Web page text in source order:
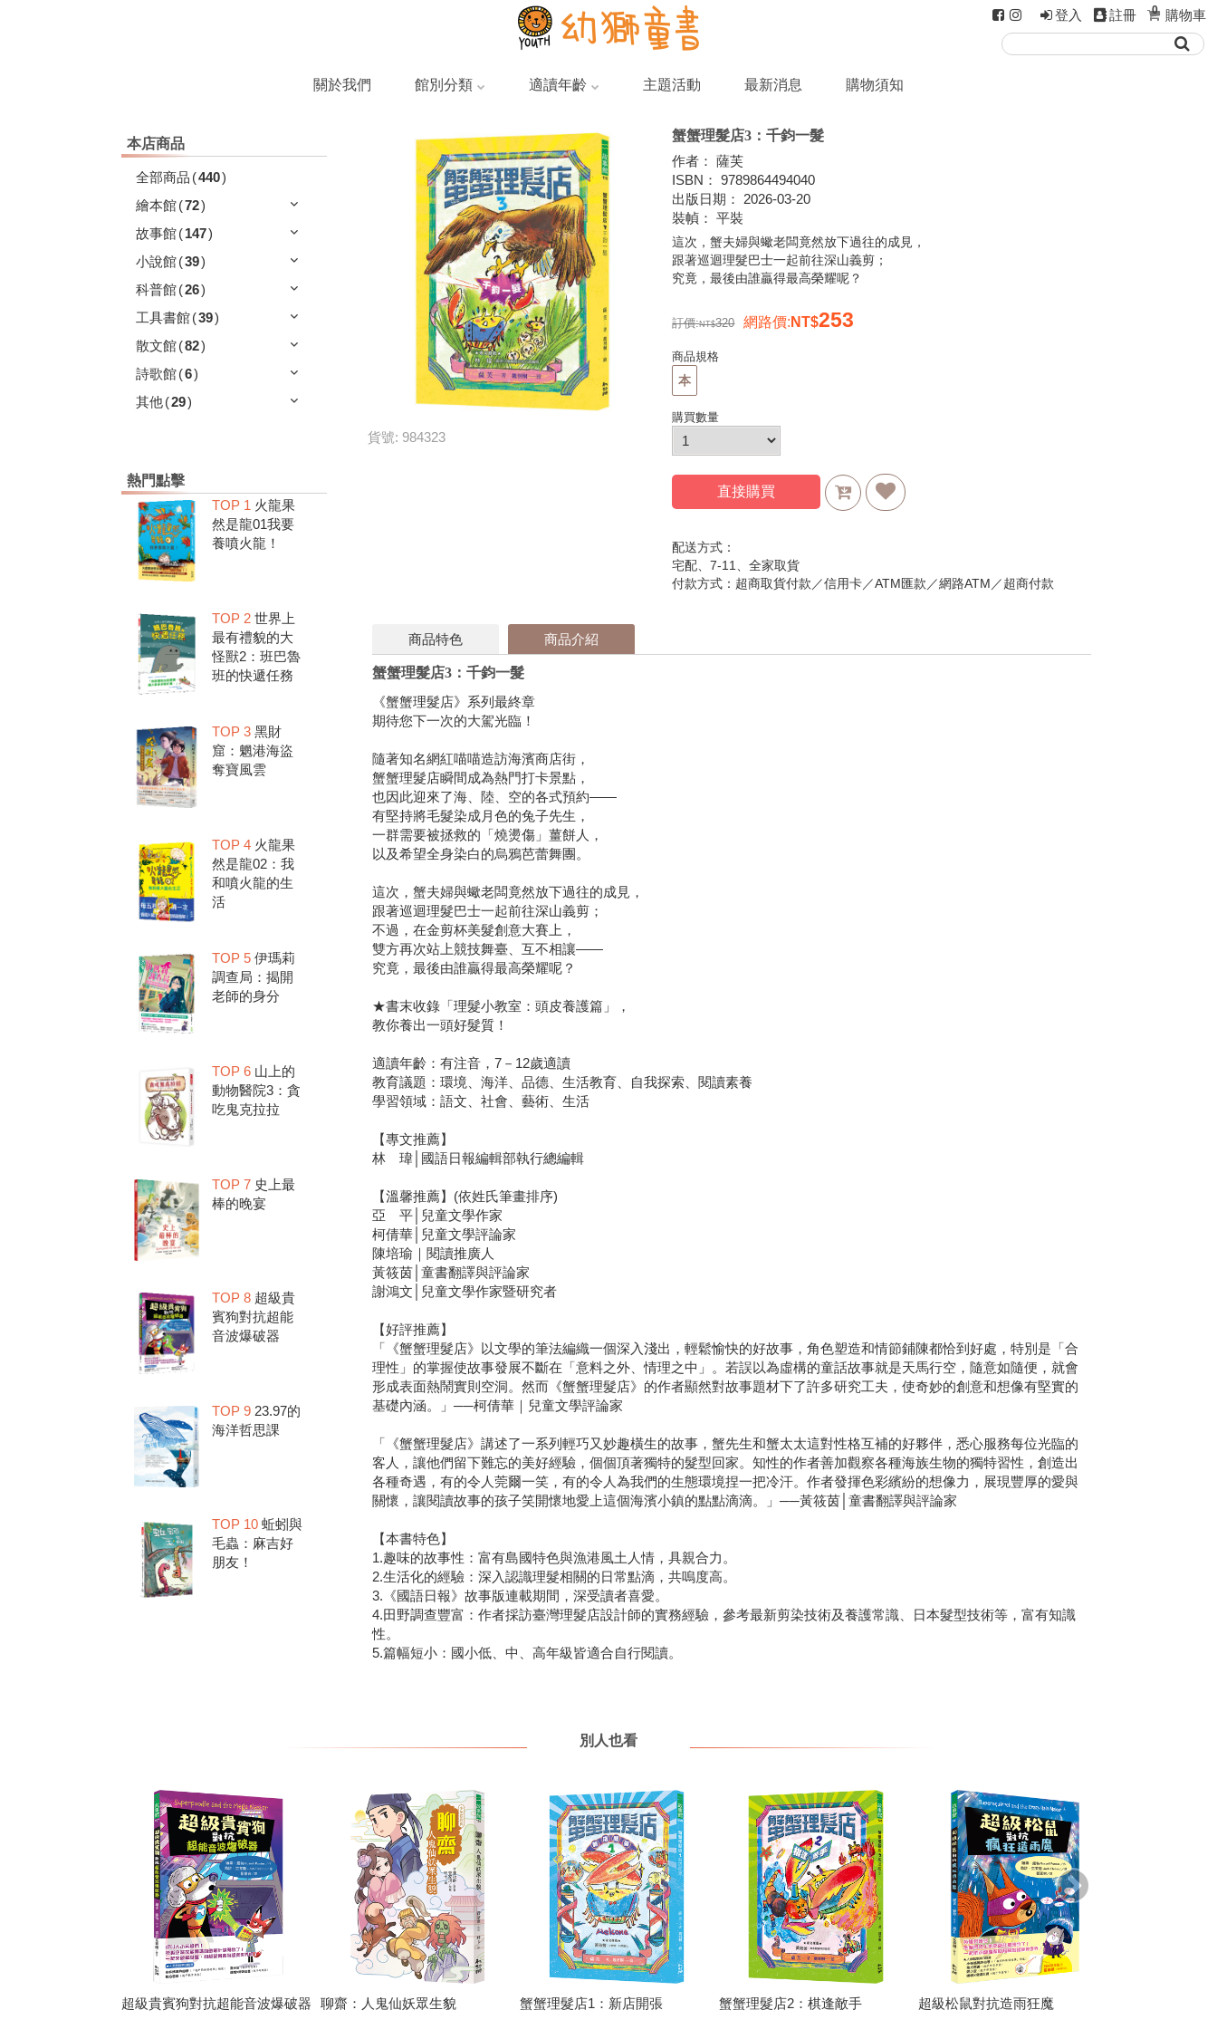
登入 註冊 0 購物車
關於我們 館別分類 適讀年齡 主題活動 最新消息 購物須知
本店商品
全部商品 (440)
繪本館(72)
故事館(147)
小說館(39)
科普館(26)
工具書館(39)
散文館(82)
詩歌館(6)
其他(29)
熱門點擊
TOP 1 火龍果
然是龍01我要
養噴火龍！
TOP 2世界上
最有禮貌的大
怪獸2：班巴魯
班的快遞任務
TOP 3黑財
窟：魍港海盜
奪寶風雲
TOP 4火龍果
然是龍02：我
和噴火龍的生
活
TOP 5伊瑪莉
調查局：揭開
老師的身分
TOP 6山上的
動物醫院3：貪
吃鬼克拉拉
TOP 7史上最
棒的晚宴
TOP 8超級貴
賓狗對抗超能
音波爆破器
TOP 923.97的
海洋哲思課
TOP 10蚯蚓與
毛蟲：麻吉好
朋友！
貨號: 984323
蟹蟹理髮店3：千鈞一髮
作者 ：
薩芙
ISBN ：
9789864494040
出版日期 ：
2026-03-20
裝幀 ： 平裝
這次，蟹夫婦與蠍老闆竟然放下過往的成見，
跟著巡迴理髮巴士一起前往深山義剪；
究竟，最後由誰贏得最高榮耀呢？
訂價: 320 網路價: 253
商品規格
本
購買數量
直接購買
配送方式：
宅配、7-11、全家取貨
付款方式：超商取貨付款／信用卡／ATM匯款／網路ATM／超商付款
商品特色 商品介紹
蟹蟹理髮店3：千鈞一髮
《蟹蟹理髮店》系列最終章
期待您下一次的大駕光臨！
隨著知名網紅喵喵造訪海濱商店街，
蟹蟹理髮店瞬間成為熱門打卡景點，
也因此迎來了海、陸、空的各式預約——
有堅持將毛髮染成月色的兔子先生，
一群需要被拯救的「燒燙傷」薑餅人，
以及希望全身染白的烏鴉芭蕾舞團。
這次，蟹夫婦與蠍老闆竟然放下過往的成見，
跟著巡迴理髮巴士一起前往深山義剪；
不過，在金剪杯美髮創意大賽上，
雙方再次站上競技舞臺、互不相讓——
究竟，最後由誰贏得最高榮耀呢？
★書末收錄「理髮小教室：頭皮養護篇」，
教你養出一頭好髮質！
適讀年齡：有注音，7－12歲適讀
教育議題：環境、海洋、品德、生活教育、自我探索、閱讀素養
學習領域：語文、社會、藝術、生活
【專文推薦】
林 瑋│國語日報編輯部執行總編輯
【溫馨推薦】(依姓氏筆畫排序)
亞 平│兒童文學作家
柯倩華│兒童文學評論家
陳培瑜｜閱讀推廣人
黃筱茵│童書翻譯與評論家
謝鴻文│兒童文學作家暨研究者
【好評推薦】
「《蟹蟹理髮店》以文學的筆法編織一個深入淺出，輕鬆愉快的好故事，角色塑造和情節鋪陳都恰到好處，特別是「合
理性」的掌握使故事發展不斷在「意料之外、情理之中」。若誤以為虛構的童話故事就是天馬行空，隨意如隨便，就會
形成表面熱鬧實則空洞。然而《蟹蟹理髮店》的作者顯然對故事題材下了許多研究工夫，使奇妙的創意和想像有堅實的
基礎內涵。」──柯倩華｜兒童文學評論家
「《蟹蟹理髮店》講述了一系列輕巧又妙趣橫生的故事，蟹先生和蟹太太這對性格互補的好夥伴，悉心服務每位光臨的
客人，讓他們留下難忘的美好經驗，個個頂著獨特的髮型回家。知性的作者善加觀察各種海族生物的獨特習性，創造出
各種奇遇，有的令人莞爾一笑，有的令人為我們的生態環境捏一把冷汗。作者發揮色彩繽紛的想像力，展現豐厚的愛與
關懷，讓閱讀故事的孩子笑開懷地愛上這個海濱小鎮的點點滴滴。」──黃筱茵│童書翻譯與評論家
【本書特色】
1.趣味的故事性：富有島國特色與漁港風土人情，具親合力。
2.生活化的經驗：深入認識理髮相關的日常點滴，共嗚度高。
3.《國語日報》故事版連載期間，深受讀者喜愛。
4.田野調查豐富：作者採訪臺灣理髮店設計師的實務經驗，參考最新剪染技術及養護常識、日本髮型技術等，富有知識
性。
5.篇幅短小：國小低、中、高年級皆適合自行閱讀。
別人也看
超級貴賓狗對抗超能音波爆破器 聊齋：人鬼仙妖眾生貌 蟹蟹理髮店1：新店開張 蟹蟹理髮店2：棋逢敵手 超級松鼠對抗造雨狂魔